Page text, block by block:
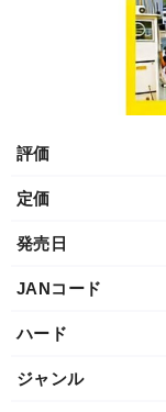
評価
定価
発売日
JANコード
ハード
ジャンル